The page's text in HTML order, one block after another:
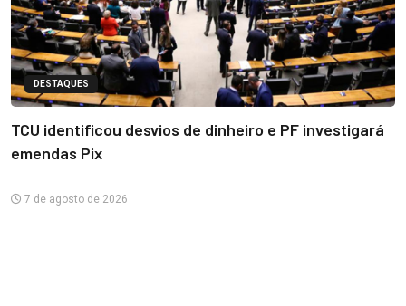
DESTAQUES
TCU identificou desvios de dinheiro e PF investigará
emendas Pix
7 de agosto de 2026